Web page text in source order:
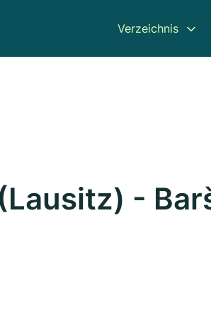
Verzeichnis
-